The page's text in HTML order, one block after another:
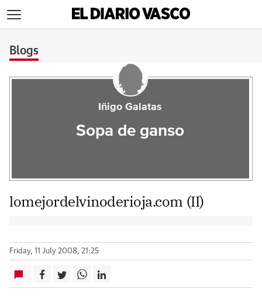
Blogs
Iñigo Galatas
Sopa de ganso
lomejordelvinoderioja.com (II)
Friday, 11 July 2008, 21:25